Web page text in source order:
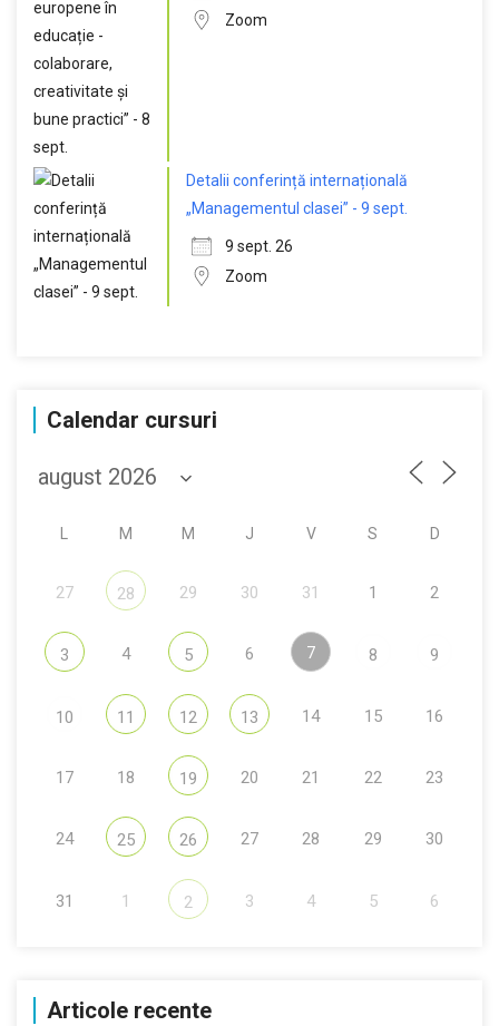
Zoom
Detalii conferință internațională
„Managementul clasei” - 9 sept.
9 sept. 26
Zoom
Calendar cursuri
M M J V S D
27 28 29 30 31 1 2
3 4 5 6 7 8 9
10 11 12 13 14 15 16
17 18 19 20 21 22 23
24 25 26 27 28 29 30
31 1 2 3 4 5 6
Articole recente